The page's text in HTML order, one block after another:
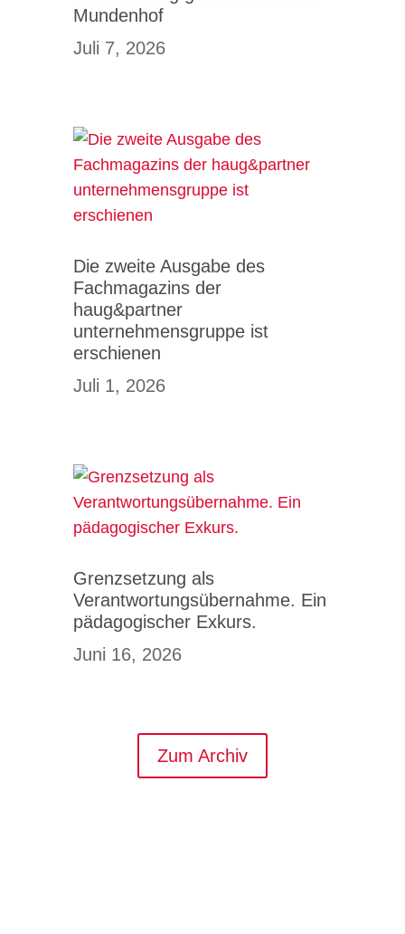
Mundenhof
Juli 7, 2026
Die zweite Ausgabe des
Fachmagazins der
haug&partner
unternehmensgruppe ist
erschienen
Juli 1, 2026
Grenzsetzung als
Verantwortungsübernahme. Ein
pädagogischer Exkurs.
Juni 16, 2026
Zum Archiv